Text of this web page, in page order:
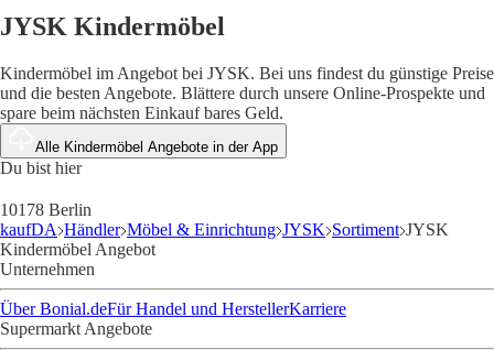
JYSK Kindermöbel
Kindermöbel im Angebot bei JYSK. Bei uns findest du günstige Preise
und die besten Angebote. Blättere durch unsere Online-Prospekte und
spare beim nächsten Einkauf bares Geld.
Alle Kindermöbel Angebote in der App
Du bist hier
10178 Berlin
kaufDA Händler Möbel & Einrichtung JYSK Sortiment JYSK
Kindermöbel Angebot
Unternehmen
Über Bonial.deFür Handel und HerstellerKarriere
Supermarkt Angebote